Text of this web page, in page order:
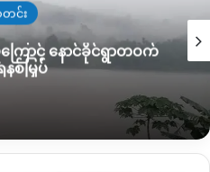
ြမ္မာကို အဆုံးအဖြတ်ပေးလိုက်
တိုက်တွန်းပြောဆိုထားပါတယ်။
အောက်မှာရှိနေကြတဲ့ ပြည်သူတွေ
ဖြစ်စေ၊ လက်မခံနိုင်သည်ဖြစ်
ရမှာဖြစ်ပါတယ်။ အဲ့လိုတစ်ဦးတစ်
ထဲမှာ အတူယှဉ်တွဲနေထိုင်ကြတဲ့
င်း
ောင့် နောင်ခိုင်ရွာတဝက်
စ်မြှပ်